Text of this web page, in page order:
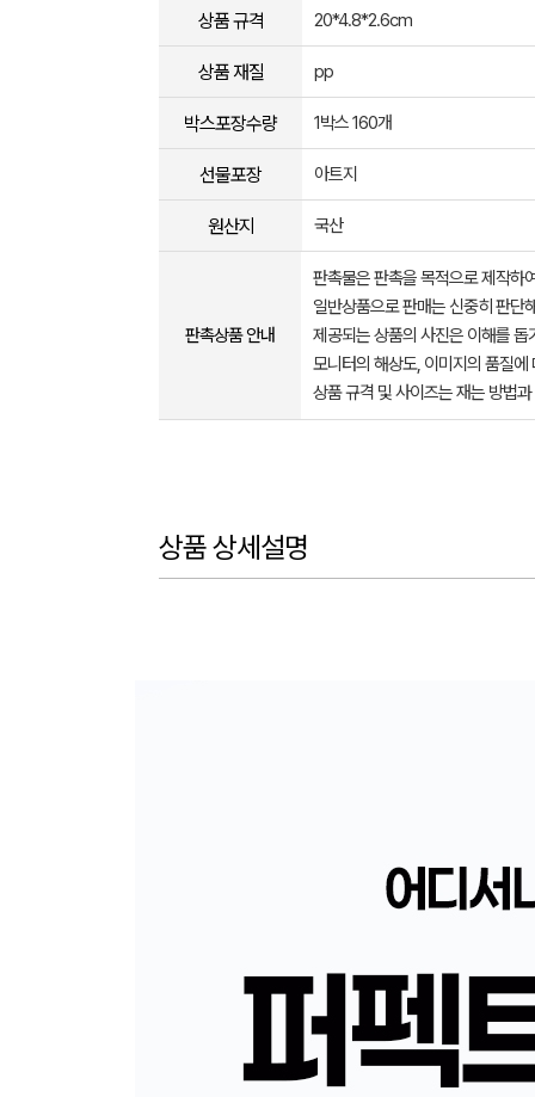
상품 규격 20*4.8*2.6cm
상품 재질 pp
박스포장수량 1박스 160개
선물포장 아트지
원산지 국산
판촉상품 안내
판촉물은 판촉을 목적으로 제작하
일반상품으로 판매는 신중히 판단
제공되는 상품의 사진은 이해를
모니터의 해상도, 이미지의 품질
상품 규격 및 사이즈는 재는 방법
상품 상세설명